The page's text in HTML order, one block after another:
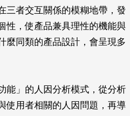
三者交互關係的模糊地帶，發
性，使產品兼具理性的機能與
麼同類的產品設計，會呈現多
能」的人因分析模式，從分析
使用者相關的人因問題，再導